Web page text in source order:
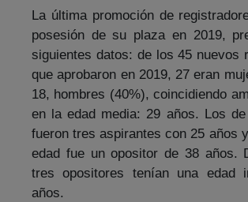
La última promoción de
posesión de su plaza en 2019,
siguientes datos: de los 45 nuevos
que aprobaron en 2019, 27 eran
18, hombres (40%), coincidiendo
en la edad media: 29 años. Los
fueron tres aspirantes con 25 años
edad fue un opositor de 38 años.
tres opositores tenían una edad
años.